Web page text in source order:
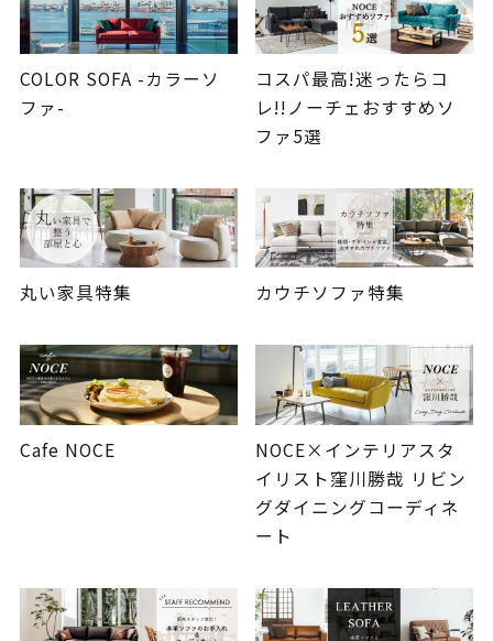
COLOR SOFA -カラーソ
ファ-
コスパ最高!迷ったらコ
レ!!ノーチェおすすめソ
ファ5選
丸い家具特集 カウチソファ特集
Cafe NOCE
NOCE×インテリアスタ
イリスト窪川勝哉 リビン
グダイニングコーディネ
ート